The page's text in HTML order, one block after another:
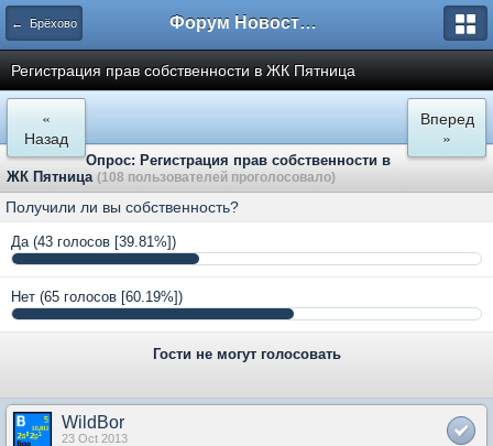
← Брёхово Форум Новостройки
Регистрация прав собственности в ЖК Пятница
«
Назад
Вперед
»
Опрос: Регистрация прав собственности в
ЖК Пятница (108 пользователей проголосовало)
Получили ли вы собственность?
Да (43 голосов [39.81%])
Нет (65 голосов [60.19%])
Гости не могут голосовать
WildBor
23 Oct 2013